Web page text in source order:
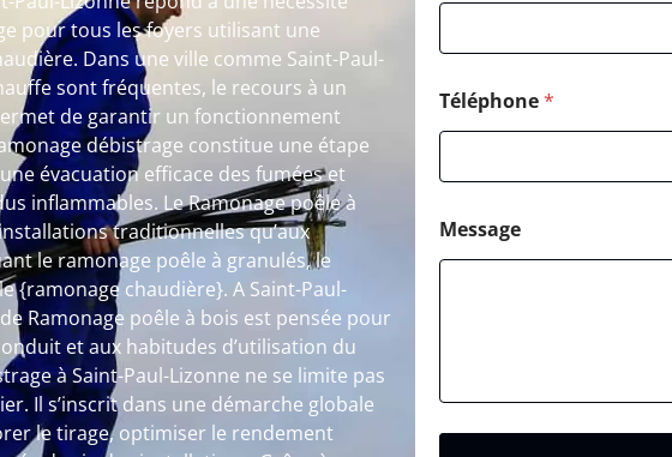
pour tous les foyers utilisant une
Dans une ville comme Saint-Paul-
sont fréquentes, le recours à un
de garantir un fonctionnement
débistrage constitue une étape
évacuation efficace des fumées et
inflammables. Le Ramonage poêle à
traditionnelles qu’aux
le ramonage poêle à granulés, le
{ramonage chaudière}. A Saint-Paul-
Ramonage poêle à bois est pensée pour
et aux habitudes d’utilisation du
à Saint-Paul-Lizonne ne se limite pas
Il s’inscrit dans une démarche globale
le tirage, optimiser le rendement
Téléphone*
Message